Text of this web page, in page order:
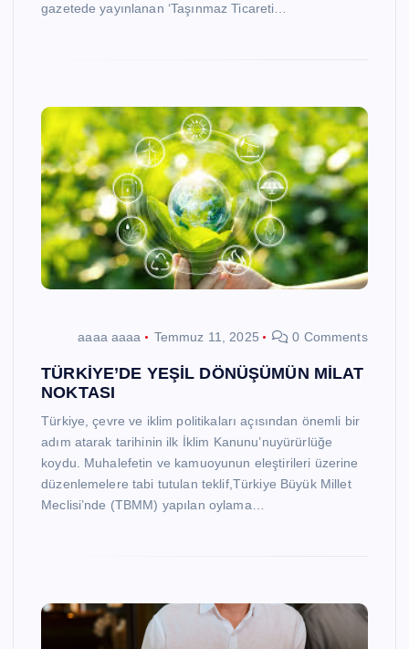
gazetede yayınlanan ‘Taşınmaz Ticareti…
aaaa aaaa Temmuz 11, 2025 0 Comments
TÜRKİYE’DE YEŞİL DÖNÜŞÜMÜN MİLAT
NOKTASI
Türkiye, çevre ve iklim politikaları açısından önemli bir
adım atarak tarihinin ilk İklim Kanunu’nuyürürlüğe
koydu. Muhalefetin ve kamuoyunun eleştirileri üzerine
düzenlemelere tabi tutulan teklif,Türkiye Büyük Millet
Meclisi’nde (TBMM) yapılan oylama…